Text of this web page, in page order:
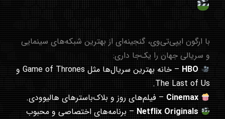
با ارگون ایپی‌تی‌وی، گنجینه‌ای از بهترین شبکه‌های سینمایی
و سریالی جهان را یک‌جا داری:
HBO
– خانه بهترین سریال‌ها مثل Game of Thrones و
The Last of Us.
Cinemax – فیلم‌های روز و بلاک‌باسترهای هالیوودی.
Netflix Originals – برنامه‌های اختصاصی و محبوب